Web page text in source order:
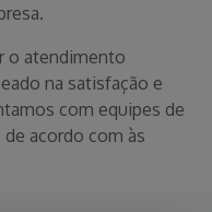
o atendimento
na satisfação e
com equipes de
acordo com às